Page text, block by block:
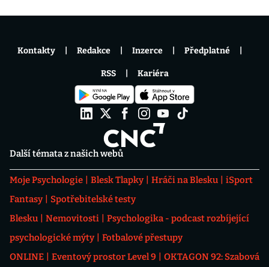
Další témata z našich webů
Moje Psychologie Blesk Tlapky Hráči na Blesku
iSport
Fantasy
Spotřebitelské testy
Blesku
Nemovitosti
Psychologika - podcast rozbíjející
psychologické mýty
Fotbalové přestupy
ONLINE
Eventový prostor Level 9
OKTAGON 92: Szabová
Kontakty Redakce Inzerce Předplatné
RSS Kariéra